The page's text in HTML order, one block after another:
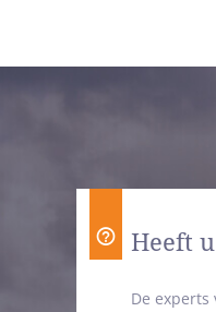
Heeft
De